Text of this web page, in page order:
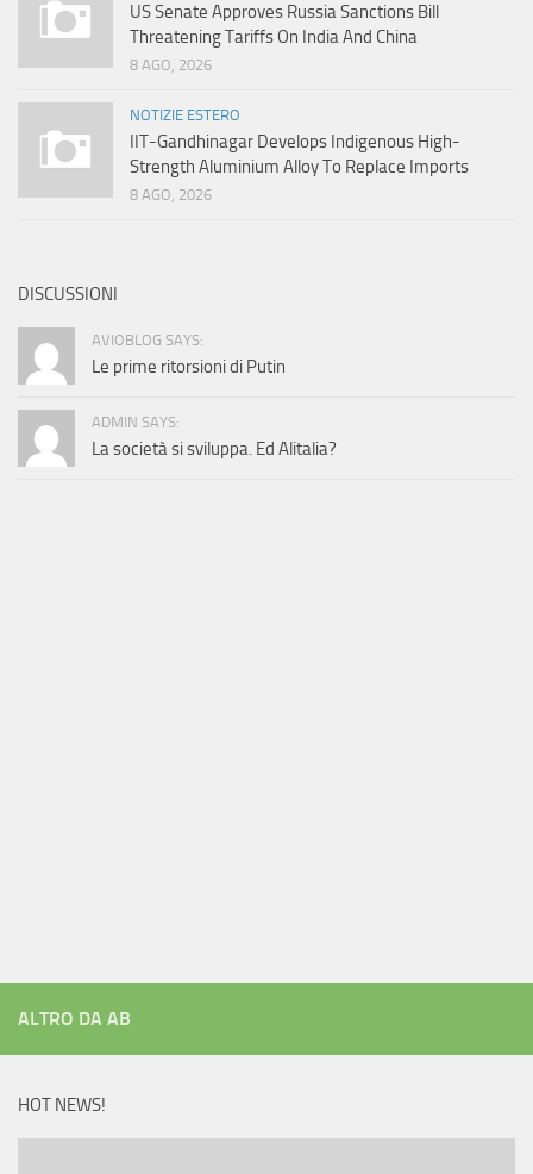
US Senate Approves Russia Sanctions Bill
Threatening Tariffs On India And China
8 AGO, 2026
NOTIZIE ESTERO
IIT-Gandhinagar Develops Indigenous High-
Strength Aluminium Alloy To Replace Imports
8 AGO, 2026
DISCUSSIONI
AVIOBLOG SAYS:
Le prime ritorsioni di Putin
ADMIN SAYS:
La società si sviluppa. Ed Alitalia?
ALTRO DA AB
HOT NEWS!